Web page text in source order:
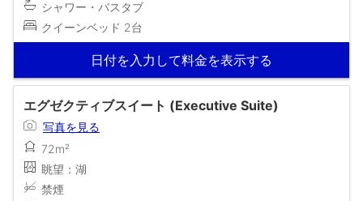
シャワー・バスタブ
クイーンベッド 2台
日付を入力して料金を表示する
エグゼクティブスイート (Executive Suite)
写真を見る
72m²
眺望：湖
禁煙